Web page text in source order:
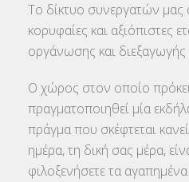
Το δίκτυο συνεργατών μας
κορυφαίες και αξιόπιστες
οργάνωσης και
Ο χώρος στον οποίο
πραγματοποιηθεί μία
πράγμα που σκέφτεται
ημέρα, τη δική σας μέρα,
φιλοξενήσετε τα